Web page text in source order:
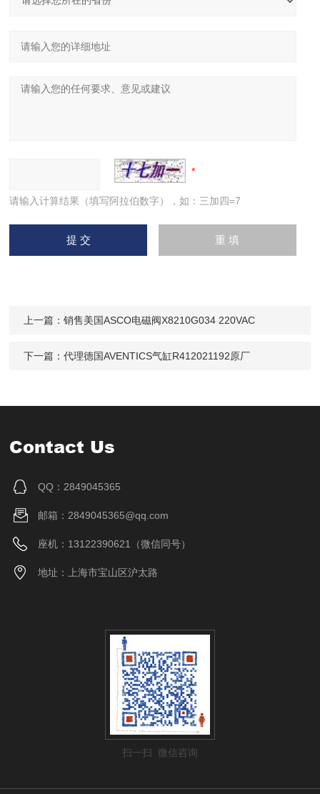
请输入计算结果（填写阿拉伯数字），如：三加四=7
上一篇：销售美国ASCO电磁阀X8210G034 220VAC
下一篇：代理德国AVENTICS气缸R412021192原厂
Contact Us
QQ：2849045365
邮箱：2849045365@qq.com
座机：13122390621（微信同号）
地址：上海市宝山区沪太路
扫一扫 微信咨询